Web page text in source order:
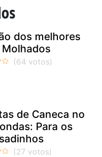
dos melhores
de Caneca no
Para os